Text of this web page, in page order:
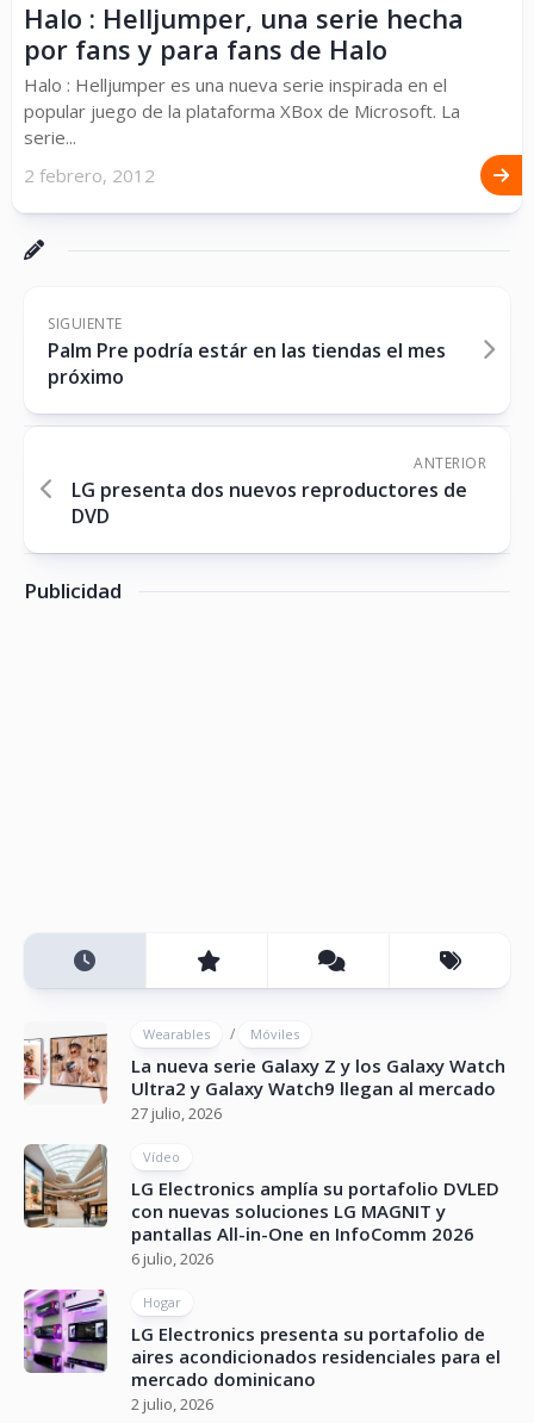
Halo : Helljumper, una serie hecha
por fans y para fans de Halo
Halo : Helljumper es una nueva serie inspirada en el
popular juego de la plataforma XBox de Microsoft. La
serie...
2 febrero, 2012
SIGUIENTE
Palm Pre podría estár en las tiendas el mes
próximo
ANTERIOR
LG presenta dos nuevos reproductores de
DVD
Publicidad
Wearables / Móviles
La nueva serie Galaxy Z y los Galaxy Watch
Ultra2 y Galaxy Watch9 llegan al mercado
27 julio, 2026
Vídeo
LG Electronics amplía su portafolio DVLED
con nuevas soluciones LG MAGNIT y
pantallas All-in-One en InfoComm 2026
6 julio, 2026
Hogar
LG Electronics presenta su portafolio de
aires acondicionados residenciales para el
mercado dominicano
2 julio, 2026